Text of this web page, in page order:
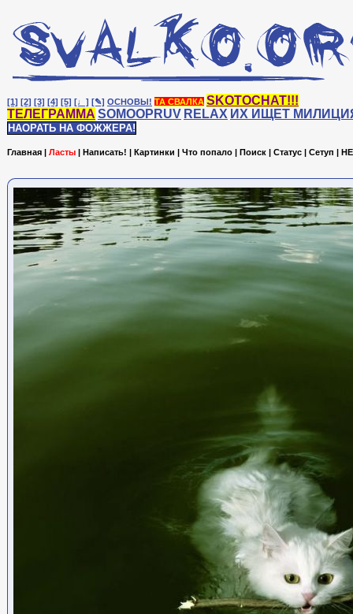
[1] [2] [3] [4] [5] [♩] [✎] ОСНОВЫ! ТА СВАЛКА SKOTOCHAT!!!
ТЕЛЕГРАММА SOMOOPRUV RELAX ИХ ИЩЕТ
НАОРАТЬ НА ФОЖЖЕРА!
Главная | Ласты | Написать! | Картинки | Что попало | Поиск | Статус | Сетуп |